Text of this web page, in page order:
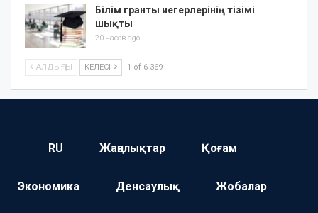
Білім гранты иегерлерінің тізімі
шықты
20 часов ago
АЛДЫҢҒЫ КЕЛЕСІ 1 of 6 369
RU Жаңалықтар Қоғам
Экономика Денсаулық Жобалар